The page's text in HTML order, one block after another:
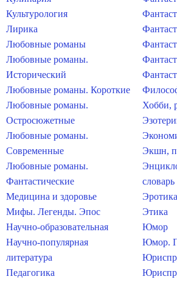
Культурология
Лирика
Любовные романы
Любовные романы.
Исторический
Любовные романы. Короткие
Любовные романы.
Остросюжетные
Любовные романы.
Современные
Любовные романы.
Фантастические
Медицина и здоровье
Мифы. Легенды. Эпос
Научно-образовательная
Научно-популярная
литература
Педагогика
Хобби,
Экшн,
словарь
Эротика
Этика
Юмор
Юмор.